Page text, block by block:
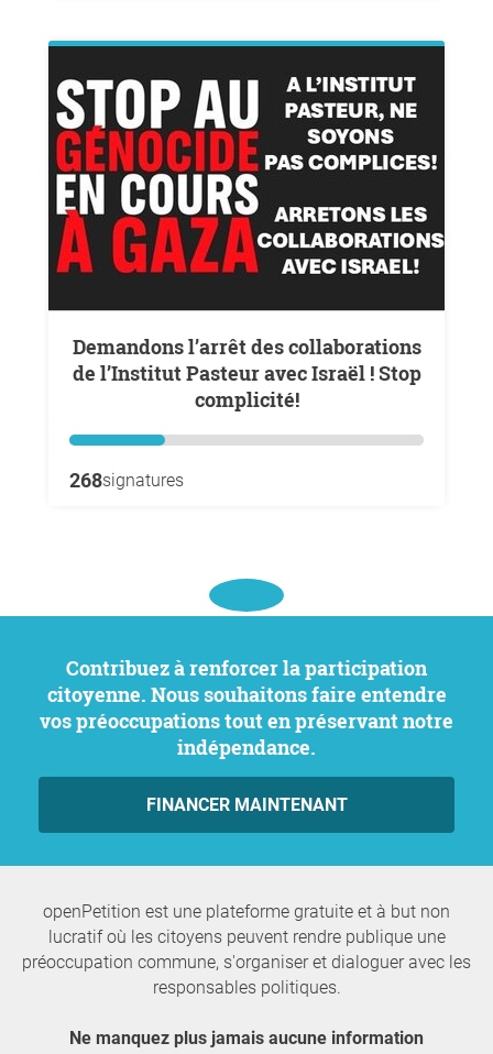
Demandons l’arrêt des collaborations
de l’Institut Pasteur avec Israël ! Stop
complicité!
268signatures
Contribuez à renforcer la participation
citoyenne. Nous souhaitons faire entendre
vos préoccupations tout en préservant notre
indépendance.
FINANCER MAINTENANT
openPetition est une plateforme gratuite et à but non
lucratif où les citoyens peuvent rendre publique une
préoccupation commune, s'organiser et dialoguer avec les
responsables politiques.
Ne manquez plus jamais aucune information